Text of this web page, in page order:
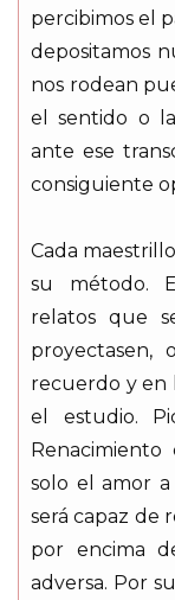
percibimos el
depositamos
nos rodean
el sentido o
ante ese
consiguiente
Cada
su método.
relatos que
proyectasen,
recuerdo y en
el estudio.
solo el amor
será capaz de
por encima
adversa. Por